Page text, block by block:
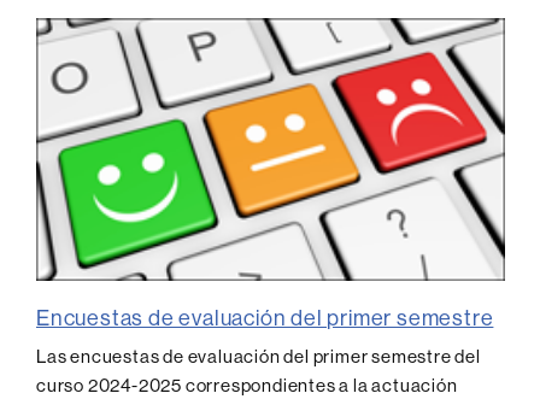
Encuestas de evaluación del primer semestre
Las encuestas de evaluación del primer semestre del
curso 2024-2025 correspondientes a la actuación